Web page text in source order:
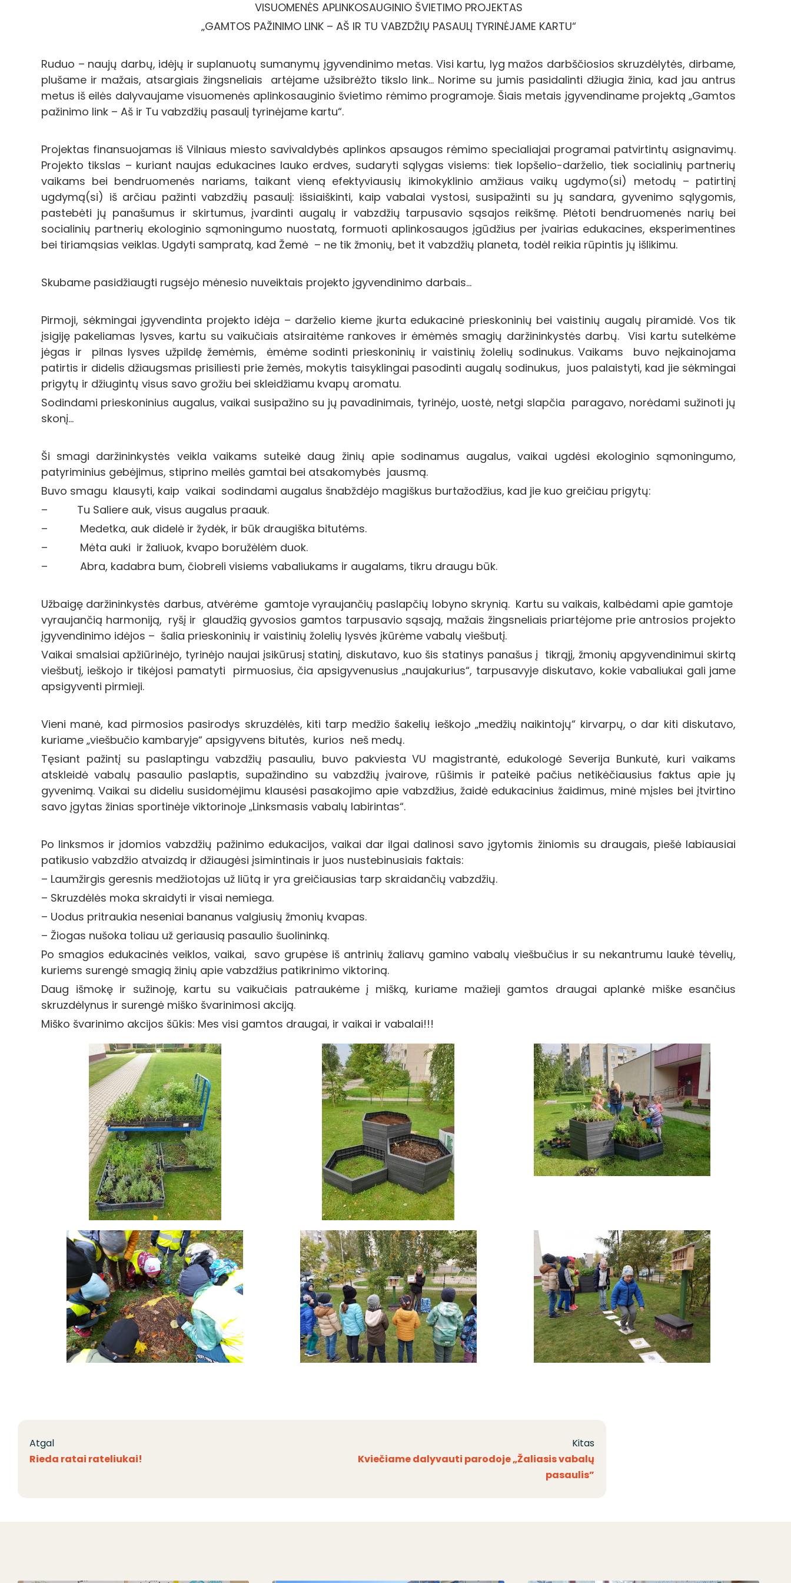
VISUOMENĖS APLINKOSAUGINIO ŠVIETIMO PROJEKTAS
„GAMTOS PAŽINIMO LINK – AŠ IR TU VABZDŽIŲ PASAULĮ TYRINĖJAME KARTU“
Ruduo – naujų darbų, idėjų ir suplanuotų sumanymų įgyvendinimo metas. Visi kartu, lyg mažos darbščiosios skruzdėlytės, dirbame,
plušame ir mažais, atsargiais žingsneliais artėjame užsibrėžto tikslo link… Norime su jumis pasidalinti džiugia žinia, kad jau antrus
metus iš eilės dalyvaujame visuomenės aplinkosauginio švietimo rėmimo programoje. Šiais metais įgyvendiname projektą „Gamtos
pažinimo link – Aš ir Tu vabzdžių pasaulį tyrinėjame kartu“.
Projektas finansuojamas iš Vilniaus miesto savivaldybės aplinkos apsaugos rėmimo specialiajai programai patvirtintų asignavimų.
Projekto tikslas – kuriant naujas edukacines lauko erdves, sudaryti sąlygas visiems: tiek lopšelio-darželio, tiek socialinių partnerių
vaikams bei bendruomenės nariams, taikant vieną efektyviausių ikimokyklinio amžiaus vaikų ugdymo(si) metodų – patirtinį
ugdymą(si) iš arčiau pažinti vabzdžių pasaulį: išsiaiškinti, kaip vabalai vystosi, susipažinti su jų sandara, gyvenimo sąlygomis,
pastebėti jų panašumus ir skirtumus, įvardinti augalų ir vabzdžių tarpusavio sąsajos reikšmę. Plėtoti bendruomenės narių bei
socialinių partnerių ekologinio sąmoningumo nuostatą, formuoti aplinkosaugos įgūdžius per įvairias edukacines, eksperimentines
bei tiriamąsias veiklas. Ugdyti sampratą, kad Žemė – ne tik žmonių, bet it vabzdžių planeta, todėl reikia rūpintis jų išlikimu.
Skubame pasidžiaugti rugsėjo mėnesio nuveiktais projekto įgyvendinimo darbais…
Pirmoji, sėkmingai įgyvendinta projekto idėja – darželio kieme įkurta edukacinė prieskoninių bei vaistinių augalų piramidė. Vos tik
įsigiję pakeliamas lysves, kartu su vaikučiais atsiraitėme rankoves ir ėmėmės smagių daržininkystės darbų. Visi kartu sutelkėme
jėgas ir pilnas lysves užpildę žemėmis, ėmėme sodinti prieskoninių ir vaistinių žolelių sodinukus. Vaikams buvo neįkainojama
patirtis ir didelis džiaugsmas prisiliesti prie žemės, mokytis taisyklingai pasodinti augalų sodinukus, juos palaistyti, kad jie sėkmingai
prigytų ir džiugintų visus savo grožiu bei skleidžiamu kvapų aromatu.
Sodindami prieskoninius augalus, vaikai susipažino su jų pavadinimais, tyrinėjo, uostė, netgi slapčia paragavo, norėdami sužinoti jų
skonį…
Ši smagi daržininkystės veikla vaikams suteikė daug žinių apie sodinamus augalus, vaikai ugdėsi ekologinio sąmoningumo,
patyriminius gebėjimus, stiprino meilės gamtai bei atsakomybės jausmą.
Buvo smagu klausyti, kaip vaikai sodindami augalus šnabždėjo magiškus burtažodžius, kad jie kuo greičiau prigytų:
– Tu Saliere auk, visus augalus praauk.
– Medetka, auk didelė ir žydėk, ir būk draugiška bitutėms.
– Mėta auki ir žaliuok, kvapo boružėlėm duok.
– Abra, kadabra bum, čiobreli visiems vabaliukams ir augalams, tikru draugu būk.
Užbaigę daržininkystės darbus, atvėrėme gamtoje vyraujančių paslapčių lobyno skrynią. Kartu su vaikais, kalbėdami apie gamtoje
vyraujančią harmoniją, ryšį ir glaudžią gyvosios gamtos tarpusavio sąsają, mažais žingsneliais priartėjome prie antrosios projekto
įgyvendinimo idėjos – šalia prieskoninių ir vaistinių žolelių lysvės įkūrėme vabalų viešbutį.
Vaikai smalsiai apžiūrinėjo, tyrinėjo naujai įsikūrusį statinį, diskutavo, kuo šis statinys panašus į tikrąjį, žmonių apgyvendinimui skirtą
viešbutį, ieškojo ir tikėjosi pamatyti pirmuosius, čia apsigyvenusius „naujakurius“, tarpusavyje diskutavo, kokie vabaliukai gali jame
apsigyventi pirmieji.
Vieni manė, kad pirmosios pasirodys skruzdėlės, kiti tarp medžio šakelių ieškojo „medžių naikintojų“ kirvarpų, o dar kiti diskutavo,
kuriame „viešbučio kambaryje“ apsigyvens bitutės, kurios neš medų.
Tęsiant pažintį su paslaptingu vabzdžių pasauliu, buvo pakviesta VU magistrantė, edukologė Severija Bunkutė, kuri vaikams
atskleidė vabalų pasaulio paslaptis, supažindino su vabzdžių įvairove, rūšimis ir pateikė pačius netikėčiausius faktus apie jų
gyvenimą. Vaikai su dideliu susidomėjimu klausėsi pasakojimo apie vabzdžius, žaidė edukacinius žaidimus, minė mįsles bei įtvirtino
savo įgytas žinias sportinėje viktorinoje „Linksmasis vabalų labirintas“.
Po linksmos ir įdomios vabzdžių pažinimo edukacijos, vaikai dar ilgai dalinosi savo įgytomis žiniomis su draugais, piešė labiausiai
patikusio vabzdžio atvaizdą ir džiaugėsi įsimintinais ir juos nustebinusiais faktais:
– Laumžirgis geresnis medžiotojas už liūtą ir yra greičiausias tarp skraidančių vabzdžių.
– Skruzdėlės moka skraidyti ir visai nemiega.
– Uodus pritraukia neseniai bananus valgiusių žmonių kvapas.
– Žiogas nušoka toliau už geriausią pasaulio šuolininką.
Po smagios edukacinės veiklos, vaikai, savo grupėse iš antrinių žaliavų gamino vabalų viešbučius ir su nekantrumu laukė tėvelių,
kuriems surengė smagią žinių apie vabzdžius patikrinimo viktoriną.
Daug išmokę ir sužinoję, kartu su vaikučiais patraukėme į mišką, kuriame mažieji gamtos draugai aplankė miške esančius
skruzdėlynus ir surengė miško švarinimosi akciją.
Miško švarinimo akcijos šūkis: Mes visi gamtos draugai, ir vaikai ir vabalai!!!
Atgal
Rieda ratai rateliukai!
Kitas
Kviečiame dalyvauti parodoje „Žaliasis vabalų
pasaulis”